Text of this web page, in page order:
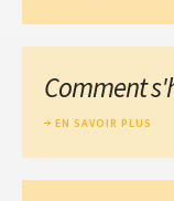
Comment
EN SAVOIR PLUS